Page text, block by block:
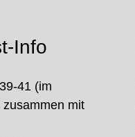
Info
41 (im
mit